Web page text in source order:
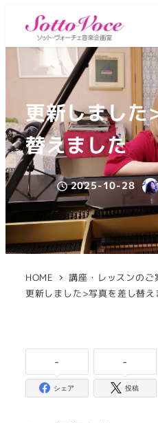
更新しました
替えました
投稿日
2025-10-28
著
者
HOME 講座・レッスンのご
更新しました>写真を差し替え
-
シェア
-
投稿